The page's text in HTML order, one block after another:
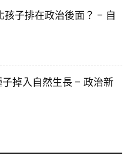
孩子排在政治後面？ – 自
掉入自然生長 – 政治新